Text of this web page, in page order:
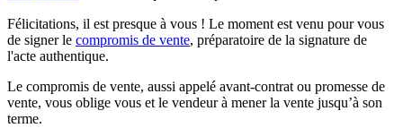
Félicitations, il est presque à vous ! Le moment est venu pour vous
de signer le compromis de vente, préparatoire de la signature de
l'acte authentique.
Le compromis de vente, aussi appelé avant-contrat ou promesse de
vente, vous oblige vous et le vendeur à mener la vente jusqu’à son
terme.